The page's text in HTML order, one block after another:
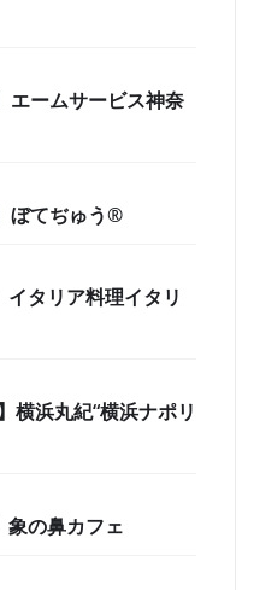
エームサービス神奈
ぼてぢゅう®
イタリア料理イタリ
横浜丸紀“横浜ナポリ
象の鼻カフェ